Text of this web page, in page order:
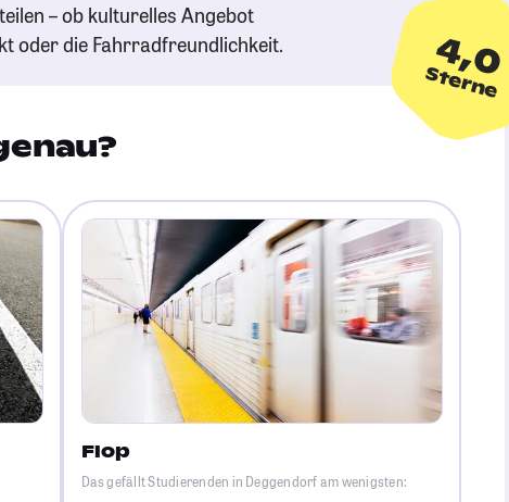
– ob kulturelles Angebot
oder die Fahrradfreundlichkeit.
4,0
Sterne
Flop
Das gefällt Studierenden in Deggendorf am wenigsten: